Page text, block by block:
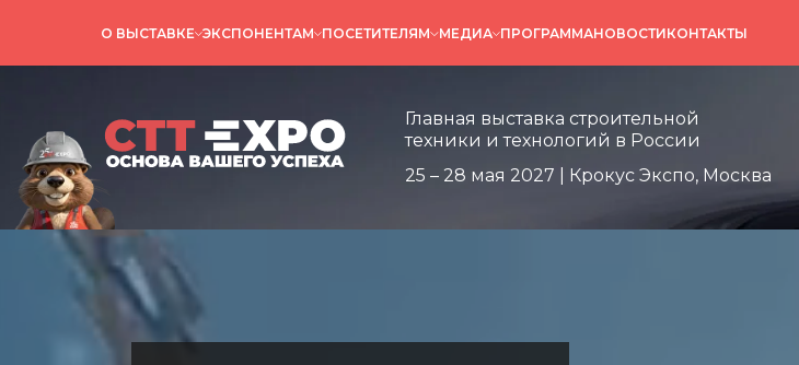
Главная выставка строительной
техники и технологий в России
25 – 28 мая 2027 | Крокус Экспо, Москва
О ВЫСТАВКЕ ЭКСПОНЕНТАМ ПОСЕТИТЕЛЯМ МЕДИА ПРОГРАММАНОВОСТИКОНТАКТЫ
Главная выставка строительной
техники и технологий в России